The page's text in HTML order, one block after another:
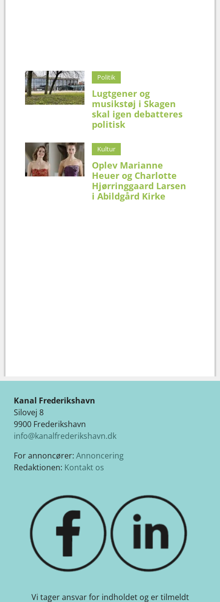
Politik
Lugtgener og
musikstøj i Skagen
skal igen debatteres
politisk
Kultur
Oplev Marianne
Heuer og Charlotte
Hjørringgaard Larsen
i Abildgård Kirke
Kanal Frederikshavn
Silovej 8
9900 Frederikshavn
info@kanalfrederikshavn.dk
For annoncører: Annoncering
Redaktionen: Kontakt os
Vi tager ansvar for indholdet og er tilmeldt